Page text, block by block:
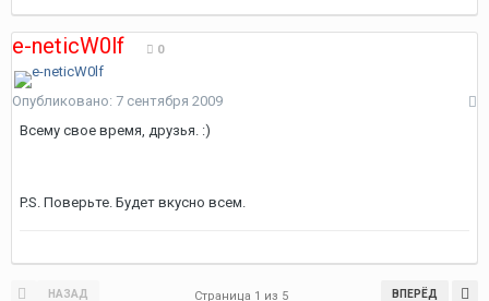
e-neticW0lf 0
Опубликовано: 7 сентября 2009
Всему свое время, друзья. :)
P.S. Поверьте. Будет вкусно всем.
НАЗАД ВПЕРЁД
Страница 1 из 5